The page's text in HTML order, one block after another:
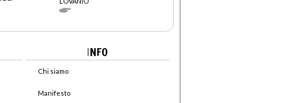
INFO
Chi siamo
Manifesto